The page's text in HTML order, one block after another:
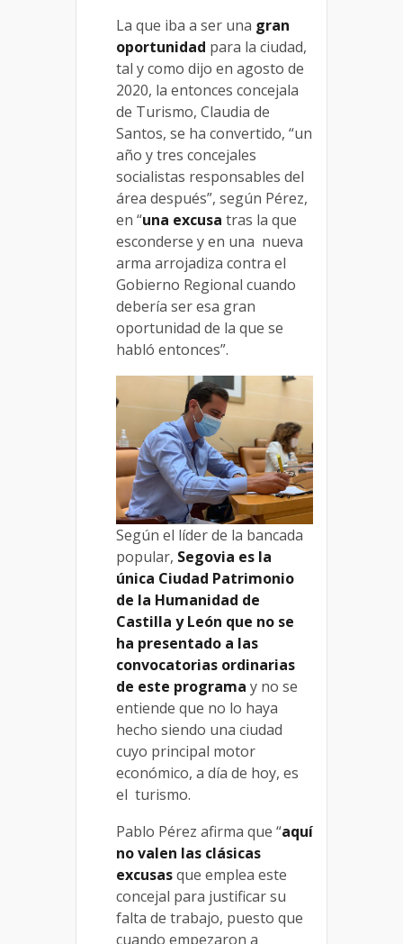
La que iba a ser una gran
oportunidad para la ciudad,
tal y como dijo en agosto de
2020, la entonces concejala
de Turismo, Claudia de
Santos, se ha convertido, “un
año y tres concejales
socialistas responsables del
área después”, según Pérez,
en “una excusa tras la que
esconderse y en una nueva
arma arrojadiza contra el
Gobierno Regional cuando
debería ser esa gran
oportunidad de la que se
habló entonces”.
Según el líder de la bancada
popular, Segovia es la
única Ciudad Patrimonio
de la Humanidad de
Castilla y León que no se
ha presentado a las
convocatorias ordinarias
de este programa y no se
entiende que no lo haya
hecho siendo una ciudad
cuyo principal motor
económico, a día de hoy, es
el turismo.
Pablo Pérez afirma que “aquí
no valen las clásicas
excusasque emplea este
concejal para justificar su
falta de trabajo, puesto que
cuando empezaron a